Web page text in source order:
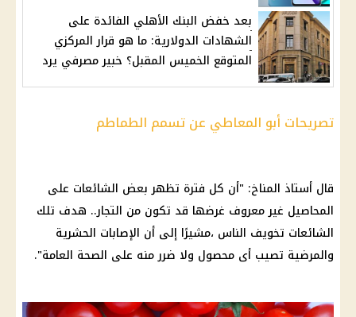
بعد خفض البنك الأهلي الفائدة على
الشهادات الدولارية: ما هو قرار المركزي
المتوقع الخميس المقبل؟ خبير مصرفي يرد
تصريحات أبو المعاطي عن تسمم الطماطم
قال أستاذ المناخ: "أن كل فترة تظهر بعض الشائعات على
المحاصيل غير معروف غرضها قد تكون من التجار.. هدف تلك
الشائعات تخويف الناس ،مشيرًا إلى أن الإصابات الحشرية
والمرضية تصيب أى محصول ولا ضرر منه على الصحة العامة".